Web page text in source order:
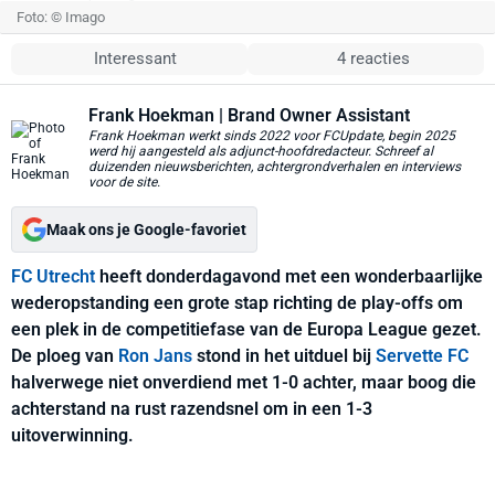
Foto: © Imago
Interessant 4 reacties
Frank Hoekman | Brand Owner Assistant
Frank Hoekman werkt sinds 2022 voor FCUpdate, begin 2025
werd hij aangesteld als adjunct-hoofdredacteur. Schreef al
duizenden nieuwsberichten, achtergrondverhalen en interviews
voor de site.
Maak ons je Google-favoriet
FC Utrecht heeft donderdagavond met een wonderbaarlijke
wederopstanding een grote stap richting de play-offs om
een plek in de competitiefase van de Europa League gezet.
De ploeg van Ron Jans stond in het uitduel bij Servette FC
halverwege niet onverdiend met 1-0 achter, maar boog die
achterstand na rust razendsnel om in een 1-3
uitoverwinning.